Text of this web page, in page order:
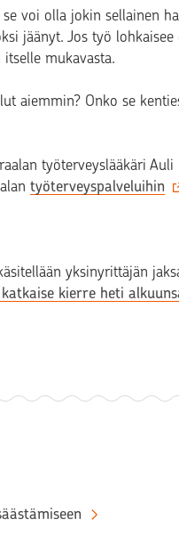
se voi olla jokin sellainen
jäänyt. Jos työ
mukavasta.
aiemmin? Onko se
työterveyslääkäri
työterveyspalveluihin
yksinyrittäjän
kierre heti